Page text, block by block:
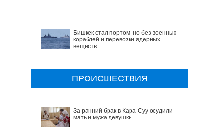
Бишкек стал портом, но без военных
кораблей и перевозки ядерных
веществ
ПРОИСШЕСТВИЯ
За ранний брак в Кара-Суу осудили
мать и мужа девушки